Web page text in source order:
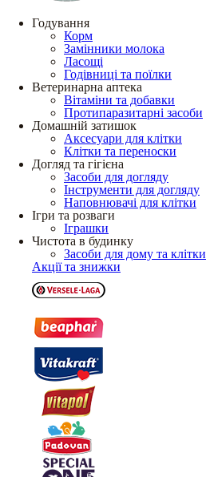
Годування
Корм
Замінники молока
Ласощі
Годівниці та поїлки
Ветеринарна аптека
Вітаміни та добавки
Протипаразитарні засоби
Домашній затишок
Аксесуари для клітки
Клітки та переноски
Догляд та гігієна
Засоби для догляду
Інструменти для догляду
Наповнювачі для клітки
Ігри та розваги
Іграшки
Чистота в будинку
Засоби для дому та клітки
Акції та знижки